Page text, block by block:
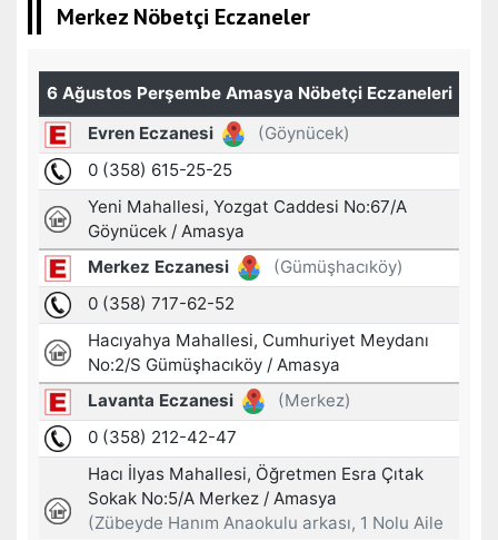
Merkez Nöbetçi Eczaneler